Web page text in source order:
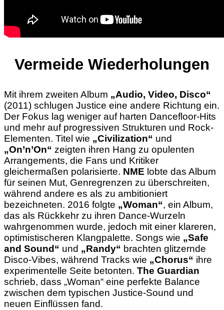
Vermeide Wiederholungen
Mit ihrem zweiten Album „Audio, Video, Disco“
(2011) schlugen Justice eine andere Richtung ein.
Der Fokus lag weniger auf harten Dancefloor-Hits
und mehr auf progressiven Strukturen und Rock-
Elementen. Titel wie „Civilization“ und
„On’n’On“ zeigten ihren Hang zu opulenten
Arrangements, die Fans und Kritiker
gleichermaßen polarisierte. NME lobte das Album
für seinen Mut, Genregrenzen zu überschreiten,
während andere es als zu ambitioniert
bezeichneten. 2016 folgte „Woman“, ein Album,
das als Rückkehr zu ihren Dance-Wurzeln
wahrgenommen wurde, jedoch mit einer klareren,
optimistischeren Klangpalette. Songs wie „Safe
and Sound“ und „Randy“ brachten glitzernde
Disco-Vibes, während Tracks wie „Chorus“ ihre
experimentelle Seite betonten. The Guardian
schrieb, dass „Woman“ eine perfekte Balance
zwischen dem typischen Justice-Sound und
neuen Einflüssen fand.